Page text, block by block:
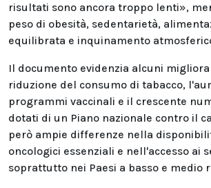
risultati sono ancora troppo lenti»,
peso di obesità, sedentarietà,
equilibrata e inquinamento
Il documento evidenzia alcuni
riduzione del consumo di tabacco,
programmi vaccinali e il crescente
dotati di un Piano nazionale contro il
però ampie differenze nella
oncologici essenziali e nell'accesso ai
soprattutto nei Paesi a basso e medio